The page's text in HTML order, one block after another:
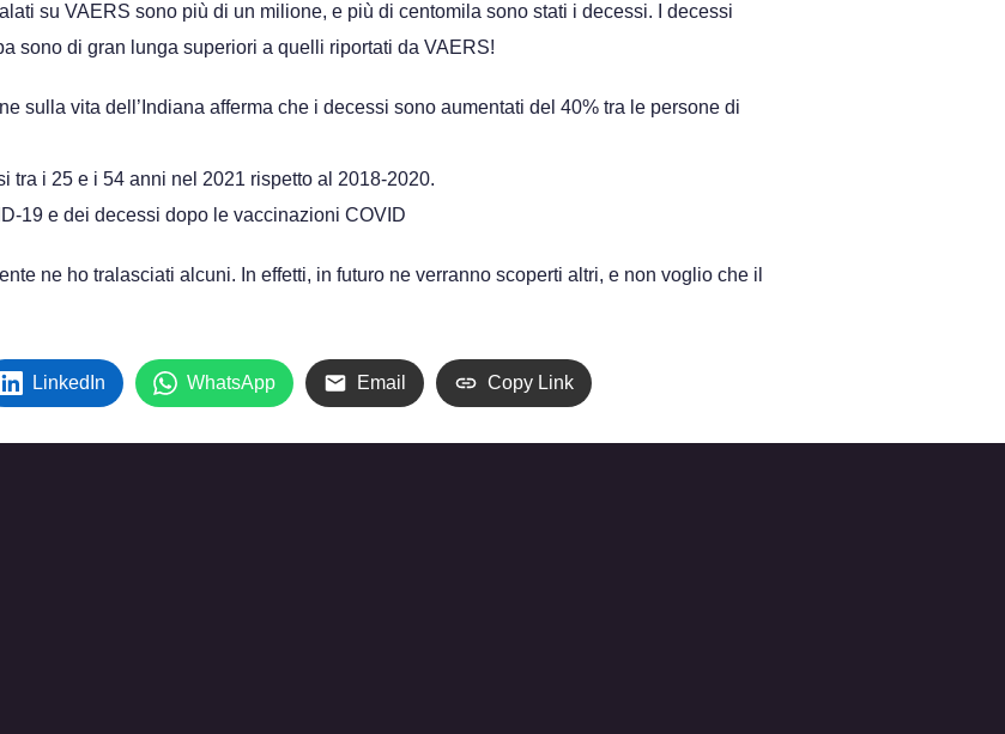
su VAERS sono più di un milione, e più di centomila sono stati i decessi. I decessi
sono di gran lunga superiori a quelli riportati da VAERS!
sulla vita dell’Indiana afferma che i decessi sono aumentati del 40% tra le persone di
tra i 25 e i 54 anni nel 2021 rispetto al 2018-2020.
19 e dei decessi dopo le vaccinazioni COVID
ne ho tralasciati alcuni. In effetti, in futuro ne verranno scoperti altri, e non voglio che il
LinkedIn WhatsApp Email Copy Link